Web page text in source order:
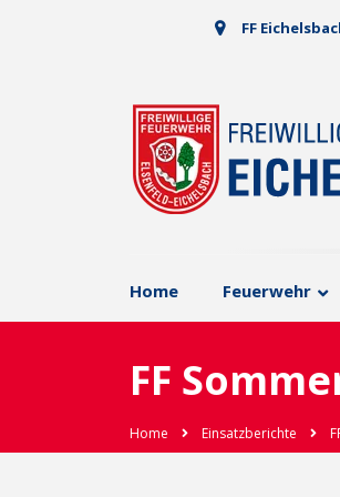
FF
Home Feuerwehr
FF
Home Einsatzberichte